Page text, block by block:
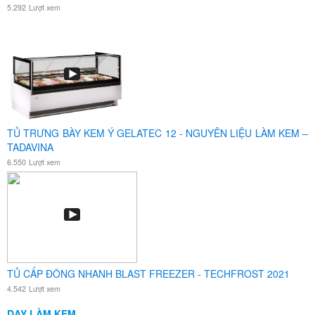
5.292 Lượt xem
TỦ TRƯNG BÀY KEM Ý GELATEC 12 - NGUYÊN LIỆU LÀM KEM –
TADAVINA
6.550 Lượt xem
TỦ CẤP ĐÔNG NHANH BLAST FREEZER - TECHFROST 2021
4.542 Lượt xem